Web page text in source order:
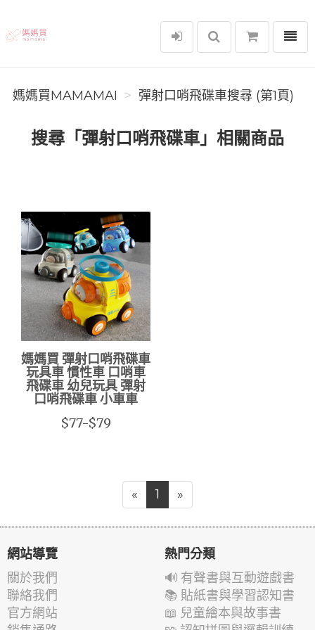
媽媽買MAMAMAI
選單
媽媽買MAMAMAI 彈射口哨飛碟車搜尋 (第1頁)
搜尋「彈射口哨飛碟車」相關商品
媽媽買 彈射口哨飛碟車
玩具車 慣性車 口哨車
飛碟車 幼兒玩具 彈射
口哨飛碟車 小車車
$77-$79
« 1 »
網站導覽
關於我們
聯絡我們
官方網站
熱門分類
🔊 有聲書與互動遊戲書
📚 貼紙書與學習認知書
📖 兒童繪本與故事書